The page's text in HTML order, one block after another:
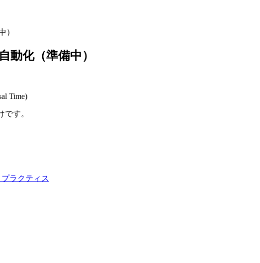
）
動化（準備中）
Time)
です。
ラクティス